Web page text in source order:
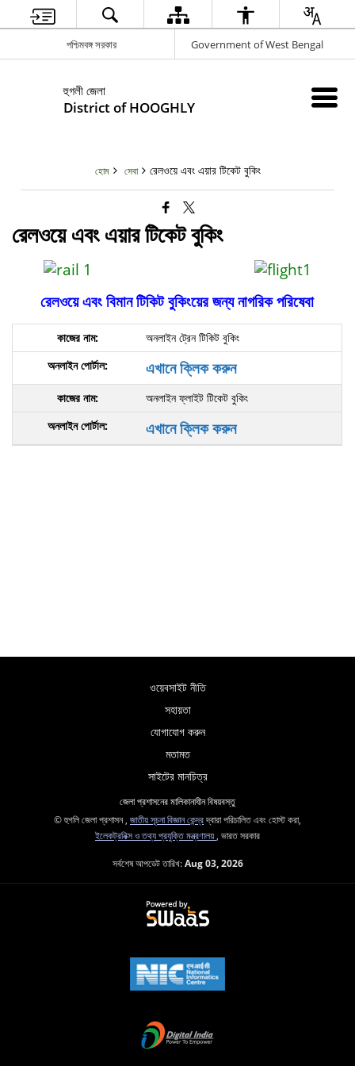
পশ্চিমবঙ্গ সরকার Government of West Bengal
হুগলী জেলা
District of HOOGHLY
হোম সেবা রেলওয়ে এবং এয়ার টিকেট বুকিং
রেলওয়ে এবং এয়ার টিকেট বুকিং
রেলওয়ে এবং বিমান টিকিট বুকিংয়ের জন্য নাগরিক পরিষেবা
অনলাইন ট্রেন টিকিট বুকিং
এখানে ক্লিক করুন
অনলাইন ফ্লাইট টিকেট বুকিং
এখানে ক্লিক করুন
ওয়েবসাইট নীতি
সহায়তা
যোগাযোগ করুন
মতামত
সাইটের মানচিত্র
জেলা প্রশাসনের মালিকানাধীন বিষয়বস্তু
© হুগলি জেলা প্রশাসন , জাতীয় সূচনা বিজ্ঞান কেন্দ্রদ্বারা পরিচালিত এবং হোস্ট করা,
ইলেকট্রনিক্স ও তথ্য প্রযুক্তি মন্ত্রণালয় , ভারত সরকার
সর্বশেষ আপডেট তারিখ:Aug 03, 2026